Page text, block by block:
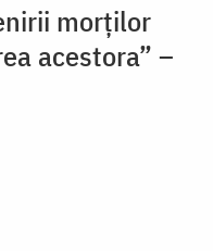
morților
acestora” –